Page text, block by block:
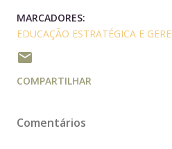
MARCADORES:
EDUCAÇÃO ESTRATÉGICA E
COMPARTILHAR
Comentários